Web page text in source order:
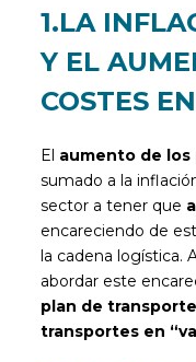
1.LA
Y EL
COSTES
El aumento de
sumado a la
sector a tener que
encareciendo de
la cadena logística.
abordar este
plan de
transportes en